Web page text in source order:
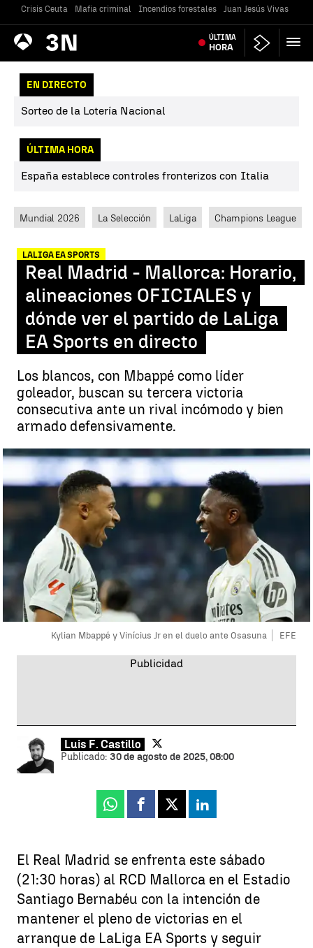
Crisis Ceuta Mafia criminal Incendios forestales Juan Jesús Vivas
Antena
3 Noticias ÚLTIMA
HORA
EN DIRECTO
Sorteo de la Lotería Nacional
ÚLTIMA HORA
España establece controles fronterizos con Italia
Mundial 2026 La Selección LaLiga Champions League
LALIGA EA SPORTS
Real Madrid - Mallorca: Horario,
alineaciones OFICIALES y
dónde ver el partido de LaLiga
EA Sports en directo
Los blancos, con Mbappé como líder
goleador, buscan su tercera victoria
consecutiva ante un rival incómodo y bien
armado defensivamente.
Kylian Mbappé y Vinícius Jr en el duelo ante Osasuna EFE
Luis F. Castillo
Publicado: 30 de agosto de 2025, 08:00
Whatsapp
Facebook
X Linkedin
El Real Madrid se enfrenta este sábado
(21:30 horas) al RCD Mallorca en el Estadio
Santiago Bernabéu con la intención de
mantener el pleno de victorias en el
arranque de LaLiga EA Sports y seguir